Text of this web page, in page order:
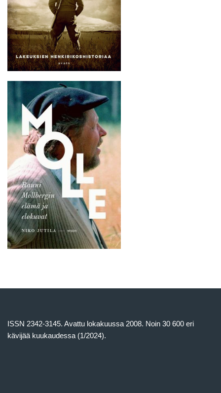
ISSN 2342-3145. Avattu lokakuussa 2008. Noin 30 600 eri
kävijää kuukaudessa (1/2024).